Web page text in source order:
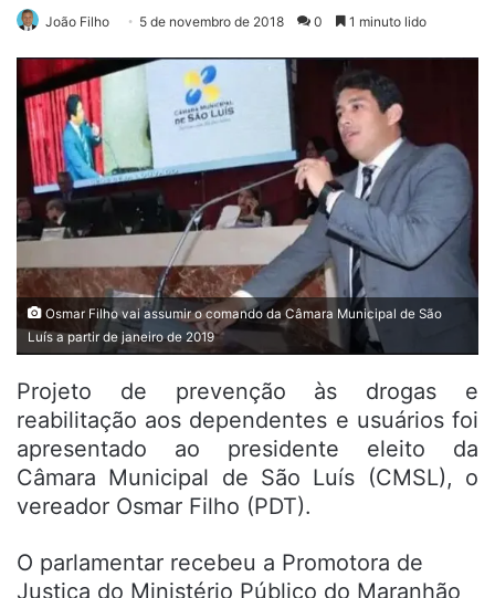
João Filho 5 de novembro de 2018 0 1 minuto lido
Osmar Filho vai assumir o comando da Câmara Municipal de São
Luís a partir de janeiro de 2019
Projeto de prevenção às drogas e
reabilitação aos dependentes e usuários foi
apresentado ao presidente eleito da
Câmara Municipal de São Luís (CMSL), o
vereador Osmar Filho (PDT).
O parlamentar recebeu a Promotora de
Justiça do Ministério Público do Maranhão